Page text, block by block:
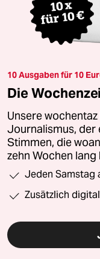
10 Ausgaben für 10
Die
Unsere
Journalismus, der
Stimmen, die
zehn Wochen lang
Jeden Samstag
Zusätzlich